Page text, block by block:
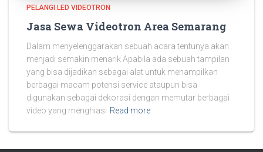
PELANGI LED VIDEOTRON
Jasa Sewa Videotron Area Semarang
Dalam menyelenggarakan sebuah acara tentunya akan
menjadi semakin menarik Apabila ada sebuah tampilan
yang bisa dijadikan sebagai alat untuk menampilkan
berbagai macam potensi service ataupun bisa
digunakan sebagai dekorasi dengan memutar berbagai
video yang menghiasi Read more